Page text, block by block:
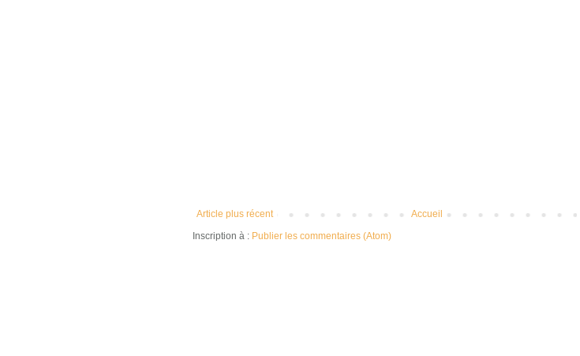
Article plus récent
Accueil
Inscription à : Publier les commentaires (Atom)